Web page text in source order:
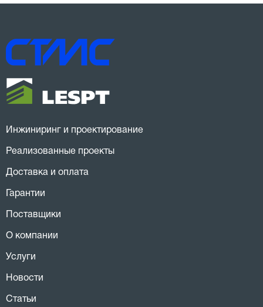
Инжиниринг и проектирование
Реализованные проекты
Доставка и оплата
Гарантии
Поставщики
О компании
Услуги
Новости
Статьи